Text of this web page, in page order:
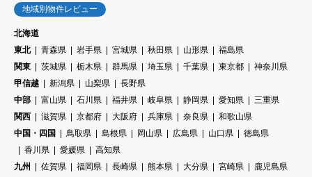
地域別物件レビュー
北海道
東北
青森県 岩手県 宮城県 秋田県 山形県
福島県
関東
茨城県 栃木県 群馬県 埼玉県 千葉県 東京都
神奈川県
甲信越
新潟県 山梨県
長野県
中部
富山県 石川県 福井県 岐阜県 静岡県 愛知県
三重県
関西
滋賀県 京都府 大阪府 兵庫県 奈良県
和歌山県
中国・四国
鳥取県 島根県 岡山県 広島県 山口県
徳島県
香川県
愛媛県
高知県
九州
佐賀県 福岡県 長崎県 熊本県 大分県 宮崎県
鹿児島県